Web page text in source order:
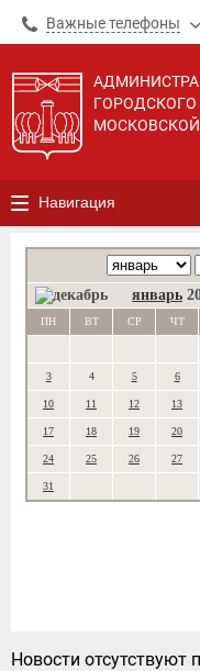
Важные телефоны
ГОРОДСКОГО
Навигация
январь
ПН ВТ СР ЧТ
3 4 5 6
10 11 12 13
17 18 19 20
24 25 26 27
31
Новости отсутствуют